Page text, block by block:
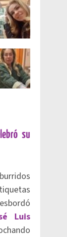
su
Luis